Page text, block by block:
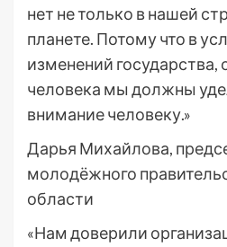
нет не только в нашей
планете. Потому что в
изменений государства,
человека мы должны
внимание человеку.»
Дарья Михайлова,
молодёжного
области
«Нам доверили